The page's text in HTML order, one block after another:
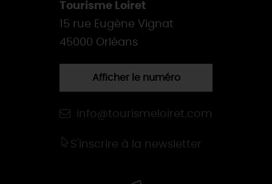
Tourisme Loiret
15 rue Eugène Vignat
45000 Orléans
Afficher le numéro
info@tourismeloiret.com
S'inscrire à la newsletter